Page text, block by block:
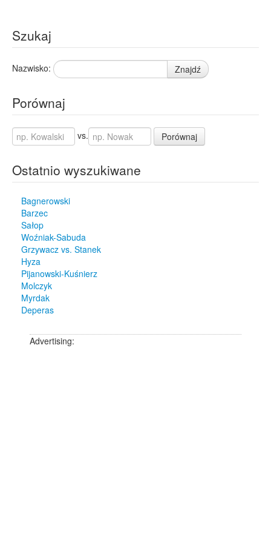
Szukaj
Nazwisko: Znajdź
Porównaj
vs. Porównaj
Ostatnio wyszukiwane
Bagnerowski
Barzec
Sałop
Woźniak-Sabuda
Grzywacz vs. Stanek
Hyza
Pijanowski-Kuśnierz
Molczyk
Myrdak
Deperas
Advertising: